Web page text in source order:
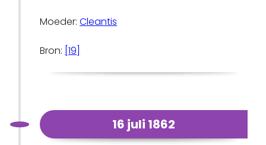
Moeder:Cleantis
Bron: [19]
16 juli 1862